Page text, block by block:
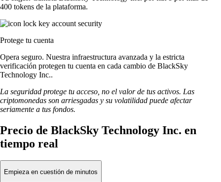
400 tokens de la plataforma.
Protege tu cuenta
Opera seguro. Nuestra infraestructura avanzada y la estricta
verificación protegen tu cuenta en cada cambio de BlackSky
Technology Inc..
La seguridad protege tu acceso, no el valor de tus activos. Las
criptomonedas son arriesgadas y su volatilidad puede afectar
seriamente a tus fondos.
Precio de BlackSky Technology Inc. en
tiempo real
Empieza en cuestión de minutos